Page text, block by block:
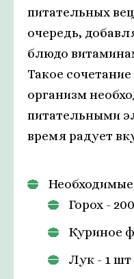
питательных
очередь,
блюдо
Такое
организм
питательными
время радует
Горох -
Куриное
Лук - 1 шт